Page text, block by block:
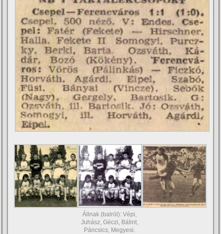
Állnak (balról): Vépi,
Juhász, Géczi, Bálint,
Páncsics, Megyesi.